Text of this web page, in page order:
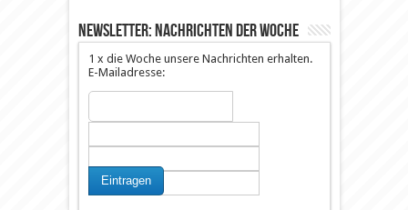
Newsletter: Nachrichten der Woche
1 x die Woche unsere Nachrichten erhalten.
E-Mailadresse: